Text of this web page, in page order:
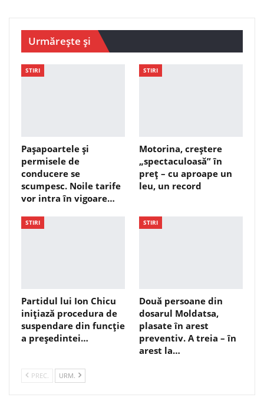
Urmărește și
STIRI
Pașapoartele și
permisele de
conducere se
scumpesc. Noile tarife
vor intra în vigoare…
STIRI
Motorina, creștere
„spectaculoasă” în
preț – cu aproape un
leu, un record
STIRI
Partidul lui Ion Chicu
inițiază procedura de
suspendare din funcție
a președintei…
STIRI
Două persoane din
dosarul Moldatsa,
plasate în arest
preventiv. A treia – în
arest la…
PREC. URM.